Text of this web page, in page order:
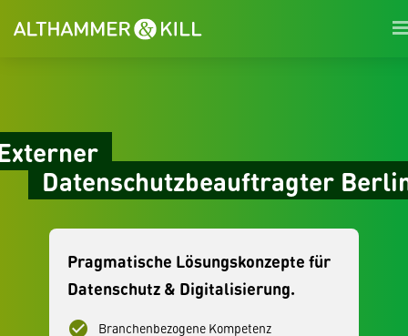
Datenschutzbeauftragter
Pragmatische Lösungskonzepte für
Datenschutz & Digitalisierung.
check_circle Branchenbezogene Kompetenz